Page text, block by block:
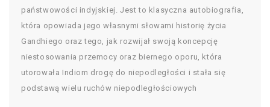
państwowości indyjskiej. Jest to klasyczna autobiografia,
która opowiada jego własnymi słowami historię życia
Gandhiego oraz tego, jak rozwijał swoją koncepcję
niestosowania przemocy oraz biernego oporu, która
utorowała Indiom drogę do niepodległości i stała się
podstawą wielu ruchów niepodległościowych